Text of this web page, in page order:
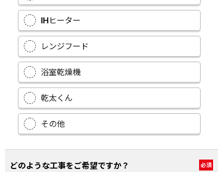
IHヒーター
レンジフード
浴室乾燥機
乾太くん
その他
どのような工事をご希望ですか？ 必須